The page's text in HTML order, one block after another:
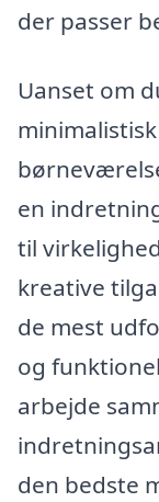
der passer
Uanset om
en
til
kreative
de mest
og
arbejde
den bedste